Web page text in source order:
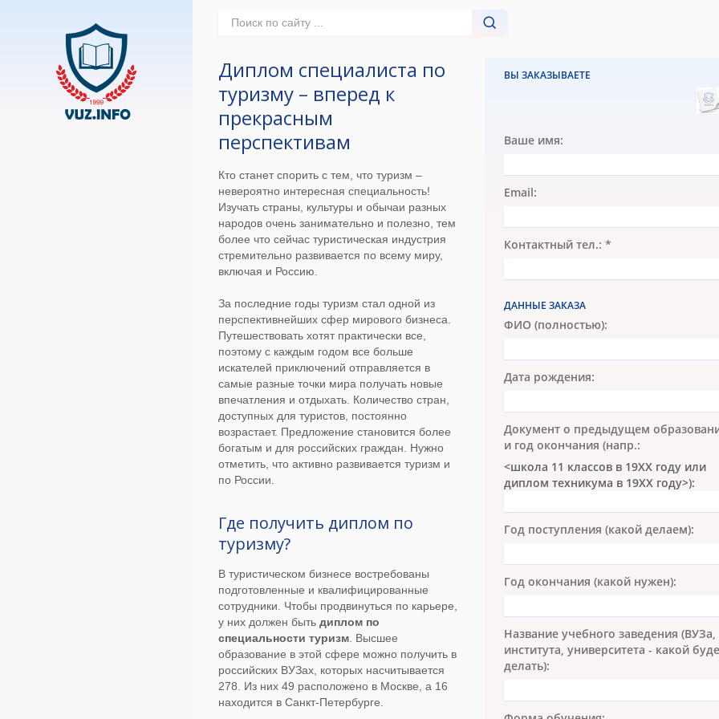
Ваше имя:
Email:
Контактный тел.: *
ДАННЫЕ ЗАКАЗА
ФИО (полностью):
Дата рождения:
Документ о предыдущем
и год окончания (напр.:
<школа 11 классов в 19ХХ году или
диплом техникума в 19ХХ году>):
Год поступления (какой делаем):
Год окончания (какой нужен):
Название учебного заведения (ВУЗа,
института, университета - какой
делать):
ВЫ ЗАКАЗЫВАЕТЕ
Диплом специалиста по
туризму – вперед к
прекрасным
перспективам
Кто станет спорить с тем, что туризм –
невероятно интересная специальность!
Изучать страны, культуры и обычаи разных
народов очень занимательно и полезно, тем
более что сейчас туристическая индустрия
стремительно развивается по всему миру,
включая и Россию.
За последние годы туризм стал одной из
перспективнейших сфер мирового бизнеса.
Путешествовать хотят практически все,
поэтому с каждым годом все больше
искателей приключений отправляется в
самые разные точки мира получать новые
впечатления и отдыхать. Количество стран,
доступных для туристов, постоянно
возрастает. Предложение становится более
богатым и для российских граждан. Нужно
отметить, что активно развивается туризм и
по России.
Где получить диплом по
туризму?
В туристическом бизнесе востребованы
подготовленные и квалифицированные
сотрудники. Чтобы продвинуться по карьере,
у них должен быть диплом по
специальности туризм . Высшее
образование в этой сфере можно получить в
российских ВУЗах, которых насчитывается
278. Из них 49 расположено в Москве, а 16
находится в Санкт-Петербурге.